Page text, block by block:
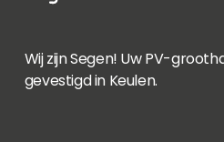
Wij zijn Segen! Uw PV-
gevestigd in Keulen.